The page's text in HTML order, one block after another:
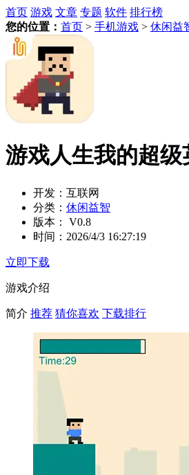
首页 游戏 文章 专题 软件 排行榜
您的位置： 首页 > 手机游戏 > 休闲益
游戏人生我的超级
开发： 互联网
分类： 休闲益智
版本：
V0.8
时间： 2026/4/3 16:27:19
立即下载
游戏介绍
简介 推荐 猜你喜欢 下载排行